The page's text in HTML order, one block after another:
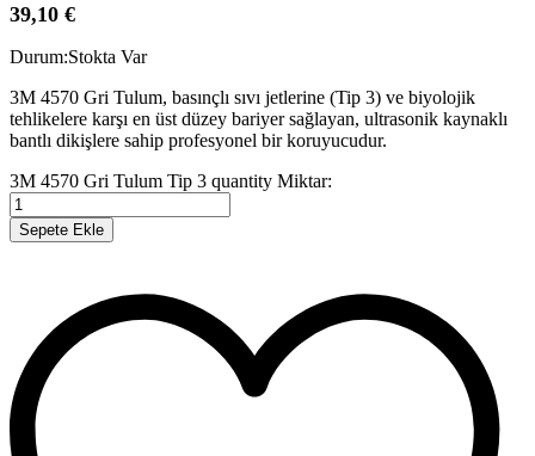
39,10 €
Durum:Stokta Var
3M 4570 Gri Tulum, basınçlı sıvı jetlerine (Tip 3) ve biyolojik
tehlikelere karşı en üst düzey bariyer sağlayan, ultrasonik kaynaklı
bantlı dikişlere sahip profesyonel bir koruyucudur.
3M 4570 Gri Tulum Tip 3 quantity Miktar:
Sepete Ekle